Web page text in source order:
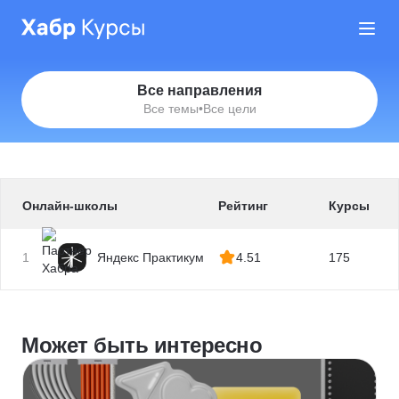
Все направления
Все темы•Все цели
Онлайн-школы Рейтинг Курсы
1 Яндекс Практикум 4.51 175
Может быть интересно